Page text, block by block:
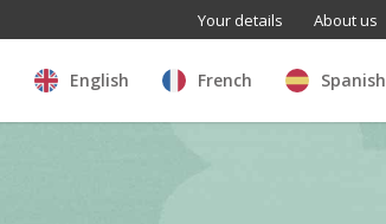
Your details About us
English French Spanish